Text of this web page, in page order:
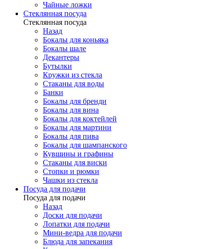
Чайные ложки
Стеклянная посуда
Стеклянная посуда
Назад
Бокалы для коньяка
Бокалы шале
Декантеры
Бутылки
Кружки из стекла
Стаканы для воды
Банки
Бокалы для бренди
Бокалы для вина
Бокалы для коктейлей
Бокалы для мартини
Бокалы для пива
Бокалы для шампанского
Кувшины и графины
Стаканы для виски
Стопки и рюмки
Чашки из стекла
Посуда для подачи
Посуда для подачи
Назад
Доски для подачи
Лопатки для подачи
Мини-ведра для подачи
Блюда для запекания